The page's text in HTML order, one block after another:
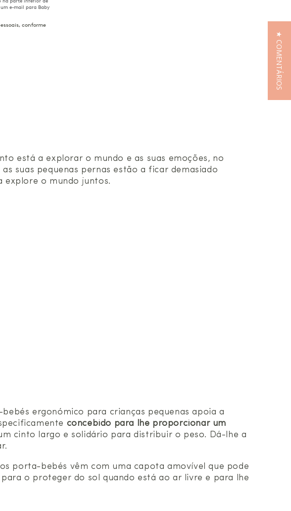
e-mail para Baby
conforme
está a explorar o mundo e as suas emoções, no
suas pequenas pernas estão a ficar demasiado
explore o mundo juntos.
ergonómico para crianças pequenas apoia a
concebido para lhe proporcionar um
cinto largo e solidário para distribuir o peso. Dá-lhe a
porta-bebés vêm com uma capota amovível que pode
o proteger do sol quando está ao ar livre e para lhe
★ COMENTÁRIOS